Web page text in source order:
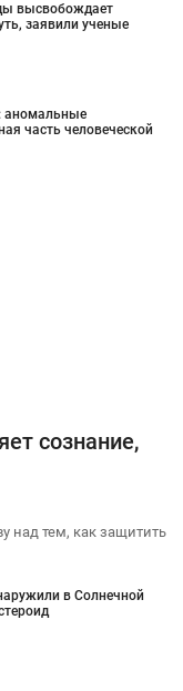
высвобождает
заявили ученые
аномальные
часть человеческой
сознание,
над тем, как защитить
в Солнечной